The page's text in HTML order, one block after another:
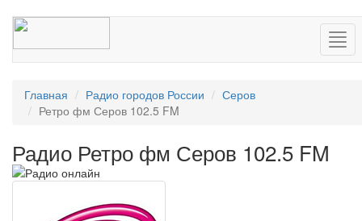
Главная Радио городов России
Серов
Ретро фм Серов 102.5 FM
Радио Ретро фм Серов 102.5 FM